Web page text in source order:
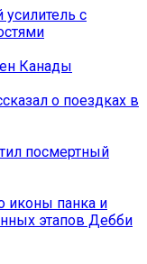
усилитель с
Канады
о поездках в
посмертный
иконы панка и
этапов Дебби